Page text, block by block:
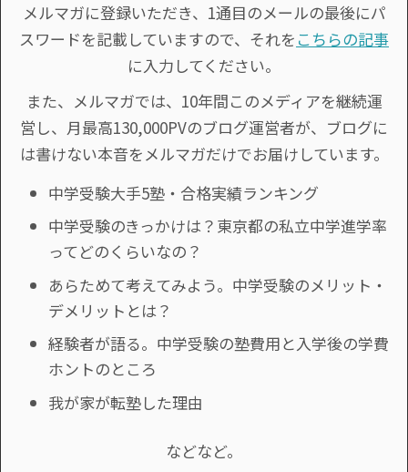
メルマガに登録いただき、1通目のメールの最後にパ
スワードを記載していますので、それを こちらの記事
に入力してください。
また、メルマガでは、10年間このメディアを継続運
営し、月最高130,000PVのブログ運営者が、ブログに
は書けない本音をメルマガだけでお届けしています。
中学受験大手5塾・合格実績ランキング
中学受験のきっかけは？東京都の私立中学進学率
ってどのくらいなの？
あらためて考えてみよう。中学受験のメリット・
デメリットとは？
経験者が語る。中学受験の塾費用と入学後の学費
ホントのところ
我が家が転塾した理由
などなど。